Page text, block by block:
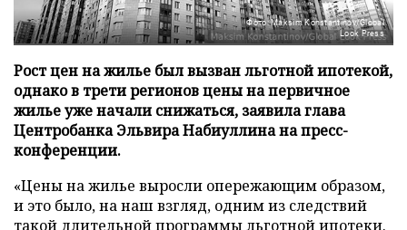
Фото: Maksim Konstantinov/Global
Look Press
Рост цен на жилье был вызван льготной ипотекой,
однако в трети регионов цены на первичное
жилье уже начали снижаться, заявила глава
Центробанка Эльвира Набиуллина на пресс-
конференции.
«Цены на жилье выросли опережающим образом,
и это было, на наш взгляд, одним из следствий
такой длительной программы льготной ипотеки.